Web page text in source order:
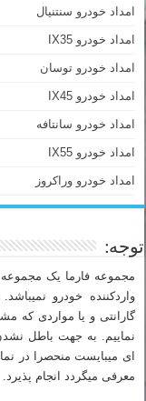
امداد خودرو سنتنیال
امداد خودرو IX35
امداد خودرو توسان
امداد خودرو IX45
امداد خودرو سانتافه
امداد خودرو IX55
امداد خودرو وراکروز
توجه:
مجموعه فارما یک
واردکننده خودرو
گارانتی و یا مواردی که
نماییم. به جهت باطل
ای میبایست منحصرا در
معرفی میگردد انجام پذیرد.